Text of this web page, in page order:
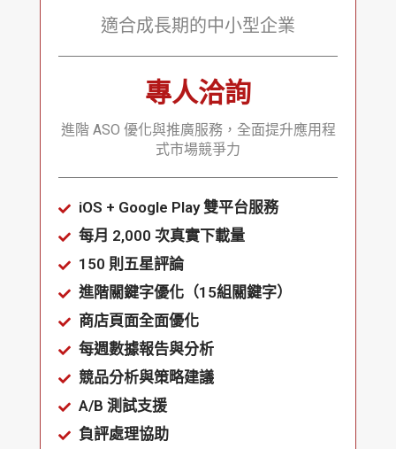
適合成長期的中小型企業
專人洽詢
進階 ASO 優化與推廣服務，全面提升應用程
式市場競爭力
iOS + Google Play 雙平台服務
每月 2,000 次真實下載量
150 則五星評論
進階關鍵字優化（15組關鍵字）
商店頁面全面優化
每週數據報告與分析
競品分析與策略建議
A/B 測試支援
負評處理協助